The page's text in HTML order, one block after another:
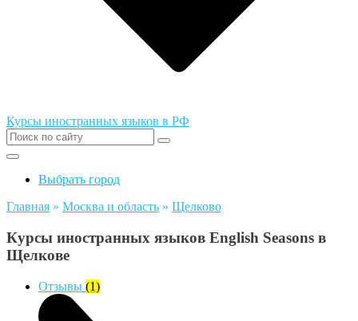
Курсы иностранных языков в РФ
Выбрать город
Главная » Москва и область » Щелково
Курсы иностранных языков English Seasons в
Щелкове
Отзывы (1)